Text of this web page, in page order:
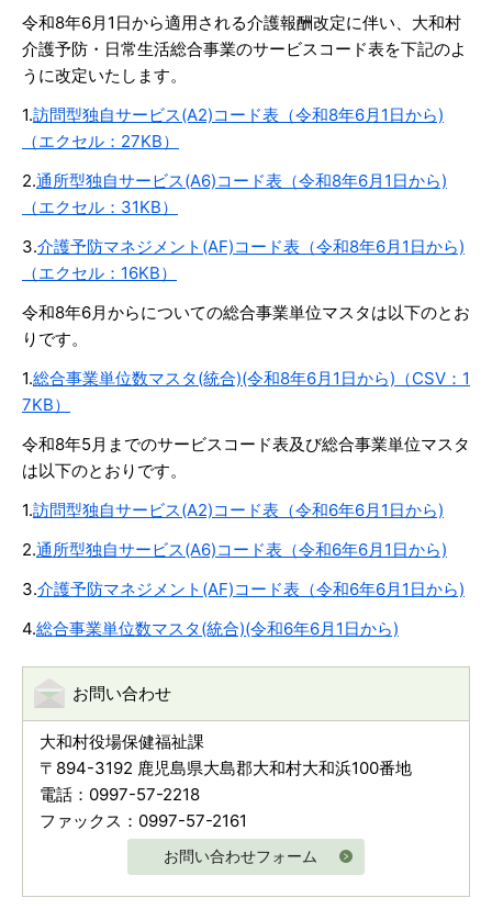
令和8年6月1日から適用される介護報酬改定に伴い、大和村
介護予防・日常生活総合事業のサービスコード表を下記のよ
うに改定いたします。
1.訪問型独自サービス(A2)コード表（令和8年6月1日から)
（エクセル：27KB）
2.通所型独自サービス(A6)コード表（令和8年6月1日から)
（エクセル：31KB）
3.介護予防マネジメント(AF)コード表（令和8年6月1日から)
（エクセル：16KB）
令和8年6月からについての総合事業単位マスタは以下のとお
りです。
1.総合事業単位数マスタ(統合)(令和8年6月1日から)（CSV：1
7KB）
令和8年5月までのサービスコード表及び総合事業単位マスタ
は以下のとおりです。
1.訪問型独自サービス(A2)コード表（令和6年6月1日から)
2.通所型独自サービス(A6)コード表（令和6年6月1日から)
3.介護予防マネジメント(AF)コード表（令和6年6月1日から)
4.総合事業単位数マスタ(統合)(令和6年6月1日から)
お問い合わせ
大和村役場保健福祉課
〒894-3192 鹿児島県大島郡大和村大和浜100番地
電話：0997-57-2218
ファックス：0997-57-2161
お問い合わせフォーム